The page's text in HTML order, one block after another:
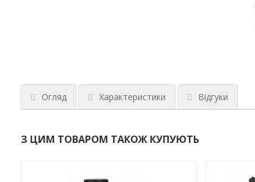
Огляд Характеристики Відгуки
З ЦИМ ТОВАРОМ ТАКОЖ КУПУЮТЬ